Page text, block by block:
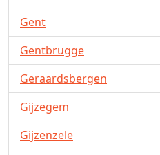
Gent
Gentbrugge
Geraardsbergen
Gijzegem
Gijzenzele